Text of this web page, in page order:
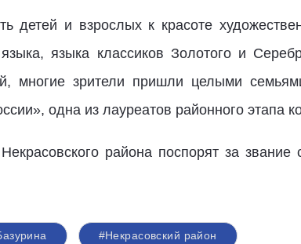
детей и взрослых к красоте
языка, языка классиков Золотого и
многие зрители пришли целыми
одна из лауреатов районного этапа
района поспорят за звание
#Некрасовский район